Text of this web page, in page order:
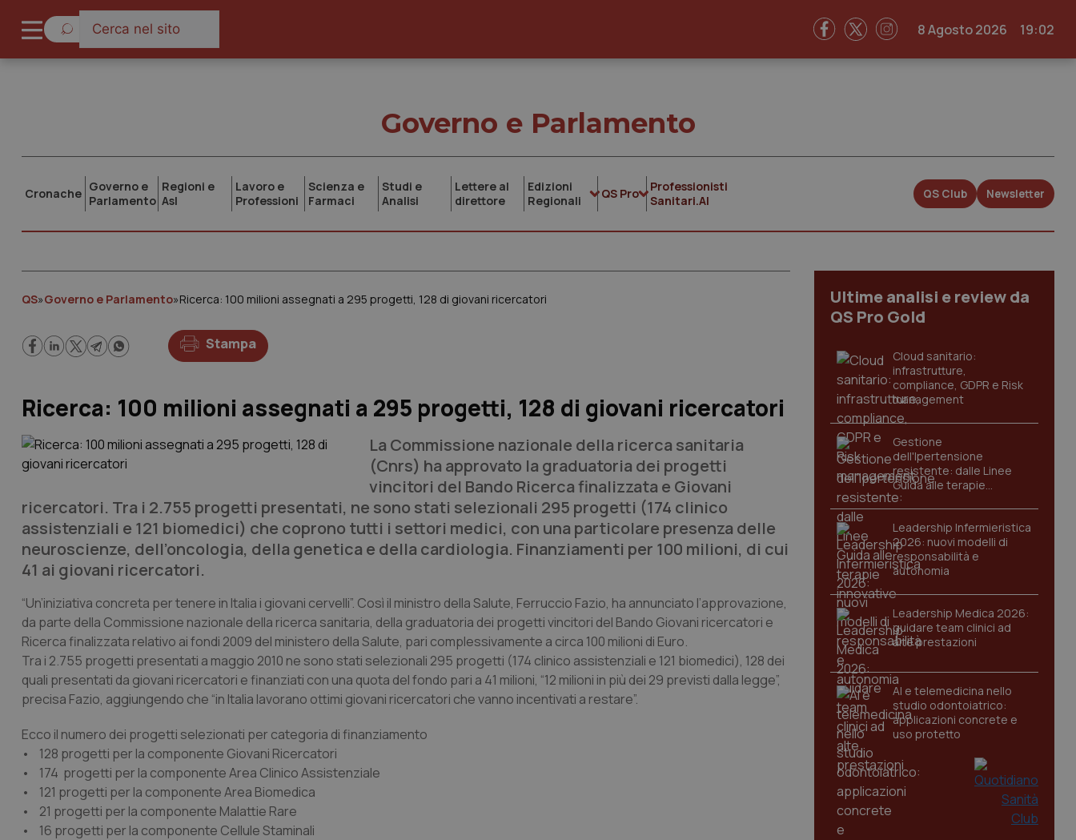
8 Agosto 2026 19:02
Governo e Parlamento
Cronache Governo e
Parlamento
Regioni e
Asl
Lavoro e
Professioni
Scienza e
Farmaci
Studi e
Analisi
Lettere al
direttore
Edizioni
Regionali
QS Pro
Professionisti
Sanitari.AI
QS Club Newsletter
QS»Governo e Parlamento»Ricerca: 100 milioni assegnati a 295 progetti, 128 di giovani ricercatori
Stampa
Ricerca: 100 milioni assegnati a 295 progetti, 128 di giovani ricercatori
La Commissione nazionale della ricerca sanitaria
(Cnrs) ha approvato la graduatoria dei progetti
vincitori del Bando Ricerca finalizzata e Giovani
ricercatori. Tra i 2.755 progetti presentati, ne sono stati selezionali 295 progetti (174 clinico
assistenziali e 121 biomedici) che coprono tutti i settori medici, con una particolare presenza delle
neuroscienze, dell’oncologia, della genetica e della cardiologia. Finanziamenti per 100 milioni, di cui
41 ai giovani ricercatori.
“Un’iniziativa concreta per tenere in Italia i giovani cervelli”. Così il ministro della Salute, Ferruccio Fazio, ha annunciato l’approvazione,
da parte della Commissione nazionale della ricerca sanitaria, della graduatoria dei progetti vincitori del Bando Giovani ricercatori e
Ricerca finalizzata relativo ai fondi 2009 del ministero della Salute, pari complessivamente a circa 100 milioni di Euro.
Tra i 2.755 progetti presentati a maggio 2010 ne sono stati selezionali 295 progetti (174 clinico assistenziali e 121 biomedici), 128 dei
quali presentati da giovani ricercatori e finanziati con una quota del fondo pari a 41 milioni, “12 milioni in più dei 29 previsti dalla legge”,
precisa Fazio, aggiungendo che “in Italia lavorano ottimi giovani ricercatori che vanno incentivati a restare”.
Ecco il numero dei progetti selezionati per categoria di finanziamento
• 128 progetti per la componente Giovani Ricercatori
• 174 progetti per la componente Area Clinico Assistenziale
• 121 progetti per la componente Area Biomedica
• 21 progetti per la componente Malattie Rare
• 16 progetti per la componente Cellule Staminali
Ultime analisi e review da
QS Pro Gold
Cloud sanitario:
infrastrutture,
compliance, GDPR e Risk
management
Gestione
dell'Ipertensione
resistente: dalle Linee
Guida alle terapie
innovative
Leadership Infermieristica
2026: nuovi modelli di
responsabilità e
autonomia
Leadership Medica 2026:
guidare team clinici ad
alte prestazioni
AI e telemedicina nello
studio odontoiatrico:
applicazioni concrete e
uso protetto